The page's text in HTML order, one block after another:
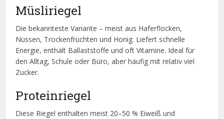
Müsliriegel
Die bekannteste Variante – meist aus Haferflocken,
Nüssen, Trockenfrüchten und Honig. Liefert schnelle
Energie, enthält Ballaststoffe und oft Vitamine. Ideal für
den Alltag, Schule oder Büro, aber häufig mit relativ viel
Zucker.
Proteinriegel
Diese Riegel enthalten meist 20–50 % Eiweiß und